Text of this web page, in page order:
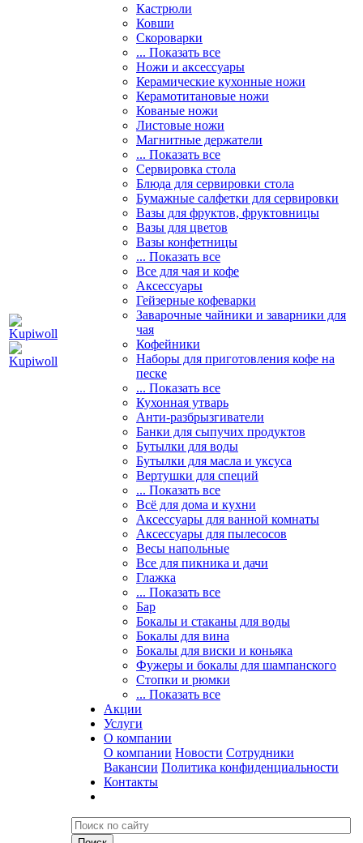
Кастрюли
Ковши
Скороварки
... Показать все
Ножи и аксессуары
Керамические кухонные ножи
Керамотитановые ножи
Кованые ножи
Листовые ножи
Магнитные держатели
... Показать все
Сервировка стола
Блюда для сервировки стола
Бумажные салфетки для сервировки
Вазы для фруктов, фруктовницы
Вазы для цветов
Вазы конфетницы
... Показать все
Все для чая и кофе
Аксессуары
Гейзерные кофеварки
Заварочные чайники и заварники для
чая
Кофейники
Наборы для приготовления кофе на
песке
... Показать все
Кухонная утварь
Анти-разбрызгиватели
Банки для сыпучих продуктов
Бутылки для воды
Бутылки для масла и уксуса
Вертушки для специй
... Показать все
Всё для дома и кухни
Аксессуары для ванной комнаты
Аксессуары для пылесосов
Весы напольные
Все для пикника и дачи
Глажка
... Показать все
Бар
Бокалы и стаканы для воды
Бокалы для вина
Бокалы для виски и коньяка
Фужеры и бокалы для шампанского
Стопки и рюмки
... Показать все
Акции
Услуги
О компании
О компании Новости Сотрудники
Вакансии Политика конфиденциальности
Контакты